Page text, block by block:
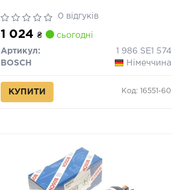
0 відгуків
1 024₴ сьогодні
Артикул:
1 986 SE1 574
BOSCH
Німеччина
КУПИТИ Код: 16551-60